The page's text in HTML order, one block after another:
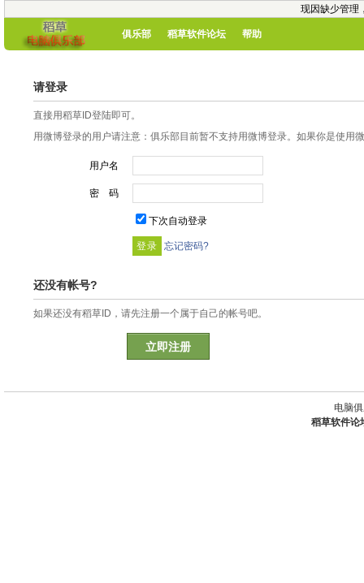
现因缺少管理
俱乐部 稻草软件论坛 帮助
请登录
直接用稻草ID登陆即可。
用微博登录的用户请注意：俱乐部目前暂不支持用微博登录。如果你是使用
用户名
密 码
下次自动登录
忘记密码?
还没有帐号?
如果还没有稻草ID，请先注册一个属于自己的帐号吧。
立即注册
电脑
稻草软件论